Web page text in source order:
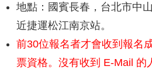
地點：國賓長春，台北市中
近捷運松江南京站。
前30位報名者才會收到報名
票資格。沒有收到 E-Mail 的